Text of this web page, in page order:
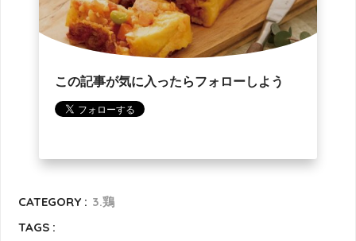
この記事が気に入ったらフォローしよう
CATEGORY : 3.鶏
TAGS :